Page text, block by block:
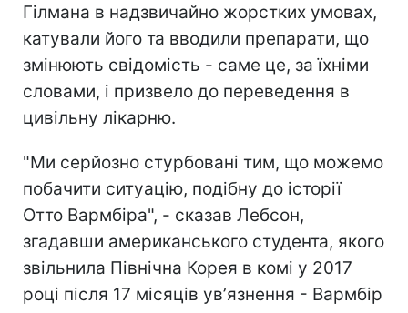
Гілмана в надзвичайно жорстких умовах,
катували його та вводили препарати, що
змінюють свідомість - саме це, за їхніми
словами, і призвело до переведення в
цивільну лікарню.
"Ми серйозно стурбовані тим, що можемо
побачити ситуацію, подібну до історії
Отто Вармбіра", - сказав Лебсон,
згадавши американського студента, якого
звільнила Північна Корея в комі у 2017
році після 17 місяців увʼязнення - Вармбір